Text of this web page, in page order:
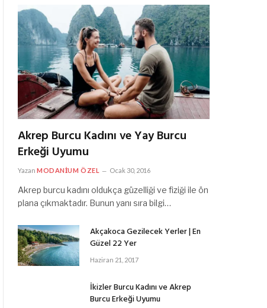
Akrep Burcu Kadını ve Yay Burcu
Erkeği Uyumu
Yazan MODANIUM ÖZEL Ocak 30, 2016
Akrep burcu kadını oldukça güzelliği ve fiziği ile ön
plana çıkmaktadır. Bunun yanı sıra bilgi…
Akçakoca Gezilecek Yerler | En
Güzel 22 Yer
Haziran 21, 2017
İkizler Burcu Kadını ve Akrep
Burcu Erkeği Uyumu